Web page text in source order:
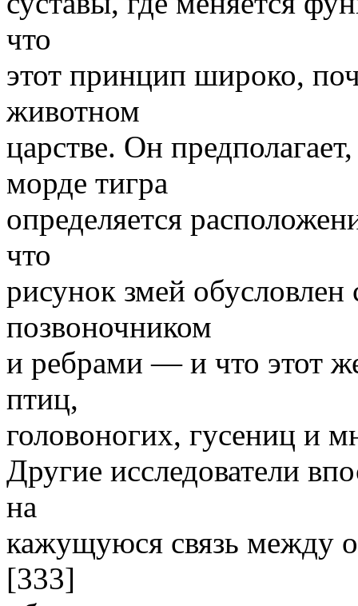
что
этот принцип широко,
животном
царстве. Он
морде тигра
определяется
что
рисунок змей
позвоночником
и ребрами — и что этот
птиц,
головоногих, гусениц и
Другие исследователи
на
кажущуюся связь между
[333]